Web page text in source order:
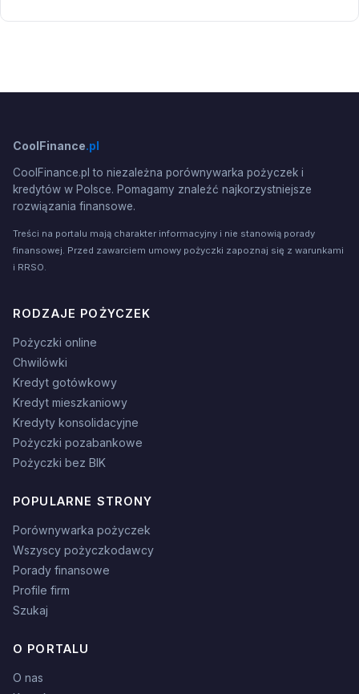
CoolFinance.pl
CoolFinance.pl to niezależna porównywarka pożyczek i
kredytów w Polsce. Pomagamy znaleźć najkorzystniejsze
rozwiązania finansowe.
Treści na portalu mają charakter informacyjny i nie stanowią porady
finansowej. Przed zawarciem umowy pożyczki zapoznaj się z warunkami
i RRSO.
RODZAJE POŻYCZEK
Pożyczki online
Chwilówki
Kredyt gotówkowy
Kredyt mieszkaniowy
Kredyty konsolidacyjne
Pożyczki pozabankowe
Pożyczki bez BIK
POPULARNE STRONY
Porównywarka pożyczek
Wszyscy pożyczkodawcy
Porady finansowe
Profile firm
Szukaj
O PORTALU
O nas